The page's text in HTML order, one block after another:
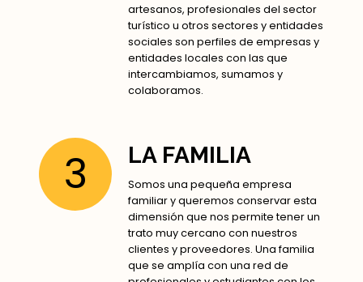
artesanos, profesionales del sector
turístico u otros sectores y entidades
sociales son perfiles de empresas y
entidades locales con las que
intercambiamos, sumamos y
colaboramos.
3 LA FAMILIA
Somos una pequeña empresa
familiar y queremos conservar esta
dimensión que nos permite tener un
trato muy cercano con nuestros
clientes y proveedores. Una familia
que se amplía con una red de